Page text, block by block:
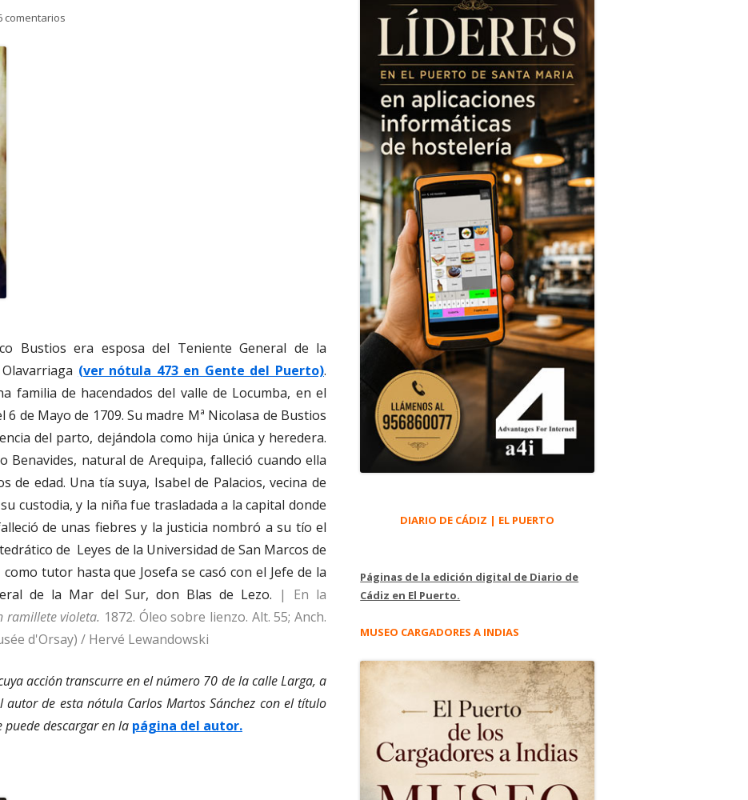
comentarios en 2.837. Josefa Mónica Pacheco Bustios. La esposa de Blas de Lezo y la Casa de la Gobernadora.
Bustios era esposa del Teniente General de la
(ver nótula 473 en Gente del Puerto).
familia de hacendados del valle de Locumba, en el
de Mayo de 1709. Su madre Mª Nicolasa de Bustios
del parto, dejándola como hija única y heredera.
Benavides, natural de Arequipa, falleció cuando ella
de edad. Una tía suya, Isabel de Palacios, vecina de
custodia, y la niña fue trasladada a la capital donde
de unas fiebres y la justicia nombró a su tío el
de Leyes de la Universidad de San Marcos de
tutor hasta que Josefa se casó con el Jefe de la
de la Mar del Sur, don Blas de Lezo. | En la
ramillete violeta. 1872. Óleo sobre lienzo. Alt. 55; Anch.
d'Orsay) / Hervé Lewandowski
acción transcurre en el número 70 de la calle Larga, a
autor de esta nótula Carlos Martos Sánchez con el título
puede descargar en la página del autor.
principal
DIARIO DE CÁDIZ | EL PUERTO
Páginas de la edición digital de Diario de
Cádiz en El Puerto.
MUSEO CARGADORES A INDIAS